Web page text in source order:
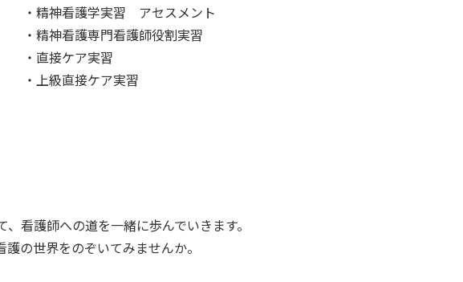
・精神看護学実習 アセスメント
・精神看護専門看護師役割実習
・直接ケア実習
・上級直接ケア実習
看護師への道を一緒に歩んでいきます。
の世界をのぞいてみませんか。